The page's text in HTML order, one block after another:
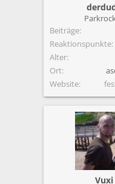
Beiträge
Reaktionspunkte
Alter
Ort
Website
Vuxi